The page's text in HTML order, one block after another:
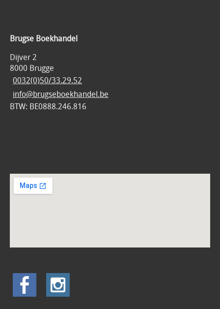
Brugse Boekhandel
Dijver 2
8000 Brugge
0032(0)50/33.29.52
info@brugseboekhandel.be
BTW: BE0888.246.816